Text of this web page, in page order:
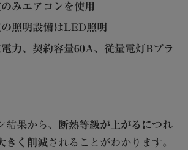
みエアコンを使用
照明設備はLED照明
力、契約容量60A、従量電灯Bプラ
結果から、
断熱等級が上がるにつれ
きく削減されることがわかります。